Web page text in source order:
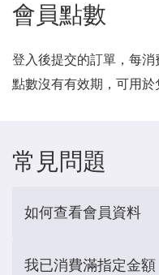
會員點數
登入後提交的訂單，每消
點數沒有有效期，可用於
常見問題
如何查看會員資料
我已消費滿指定金額